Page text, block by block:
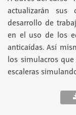
actualizarán sus
desarrollo de
en el uso de los
anticaídas. Así
los simulacros
escaleras